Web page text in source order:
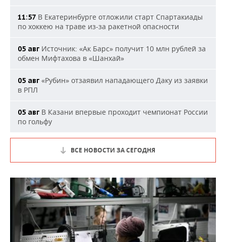
11:57 В Екатеринбурге отложили старт Спартакиады
по хоккею на траве из-за ракетной опасности
05 авг Источник: «Ак Барс» получит 10 млн рублей за
обмен Мифтахова в «Шанхай»
05 авг «Рубин» отзаявил нападающего Даку из заявки
в РПЛ
05 авг В Казани впервые проходит чемпионат России
по гольфу
ВСЕ НОВОСТИ ЗА СЕГОДНЯ